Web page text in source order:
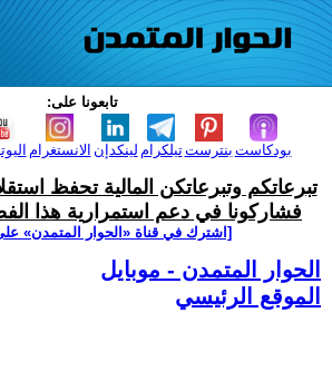
تابعونا على:
الانستغرام لينكدإن تيلكرامبنترست بودكاست
تبرعاتكم وتبرعاتكن المالية تحفظ
فشاركونا في دعم استمرارية هذا
[اشترك في قناة ‫«الحوار المتمدن»
الحوار المتمدن - موبايل
الموقع الرئيسي